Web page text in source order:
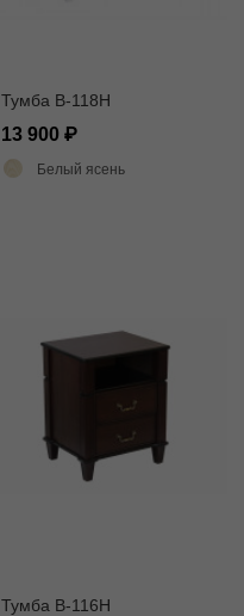
Тумба В-118Н
13 900
Белый ясень
Тумба В-116Н